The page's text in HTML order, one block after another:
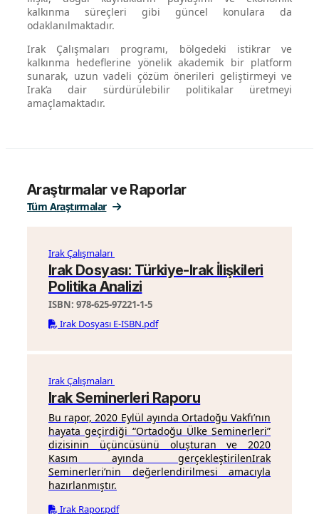
kalkınma süreçleri gibi güncel konulara da
odaklanılmaktadır.
Irak Çalışmaları programı, bölgedeki istikrar ve
kalkınma hedeflerine yönelik akademik bir platform
sunarak, uzun vadeli çözüm önerileri geliştirmeyi ve
Irak’a dair sürdürülebilir politikalar üretmeyi
amaçlamaktadır.
Araştırmalar ve Raporlar
Tüm Araştırmalar
Irak Çalışmaları
Irak Dosyası: Türkiye-Irak İlişkileri
Politika Analizi
ISBN: 978-625-97221-1-5
Irak Dosyası E-ISBN.pdf
Irak Çalışmaları
Irak Seminerleri Raporu
Bu rapor, 2020 Eylül ayında Ortadoğu Vakfı’nın
hayata geçirdiği “Ortadoğu Ülke Seminerleri”
dizisinin üçüncüsünü oluşturan ve 2020
Kasım ayında gerçekleştirilenIrak
Seminerleri’nin değerlendirilmesi amacıyla
hazırlanmıştır.
Irak Rapor.pdf